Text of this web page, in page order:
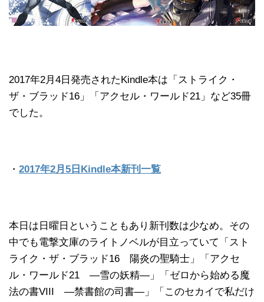
2017年2月4日発売されたKindle本は「ストライク・
ザ・ブラッド16」「アクセル・ワールド21」など35冊
でした。
・ 2017年2月5日Kindle本新刊一覧
本日は日曜日ということもあり新刊数は少なめ。その
中でも電撃文庫のライトノベルが目立っていて「スト
ライク・ザ・ブラッド16 陽炎の聖騎士」「アクセ
ル・ワールド21 ―雪の妖精―」「ゼロから始める魔
法の書VIII ―禁書館の司書―」「このセカイで私だけ